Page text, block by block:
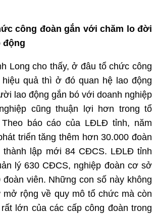
công đoàn gắn với chăm lo đời
động
Long cho thấy, ở đâu tổ chức công
hiệu quả thì ở đó quan hệ lao động
lao động gắn bó với doanh nghiệp
cũng thuận lợi hơn trong tổ
báo cáo của LĐLĐ tỉnh, năm
triển tăng thêm hơn 30.000 đoàn
thành lập mới 84 CĐCS. LĐLĐ tỉnh
lý 630 CĐCS, nghiệp đoàn cơ sở
viên. Những con số này không
mở rộng về quy mô tổ chức mà còn
lớn của các cấp công đoàn trong